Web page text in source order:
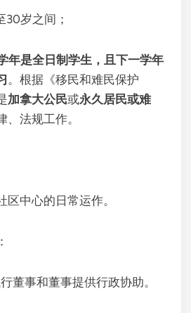
30岁之间；
年是全日制学生，且下一学年
。根据《移民和难民保护
加拿大公民或永久居民或难
、法规工作。
中心的日常运作。
董事和董事提供行政协助。